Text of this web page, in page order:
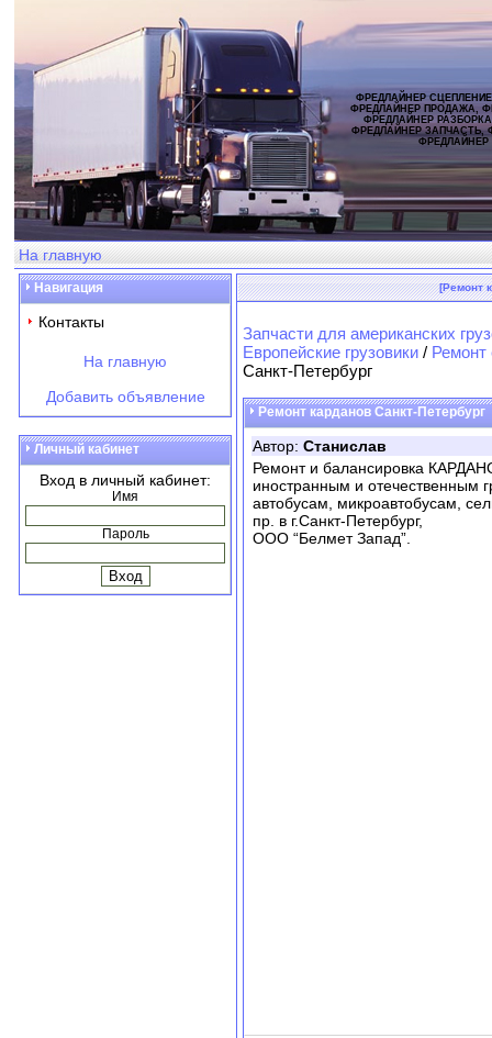
ФРЕДЛАЙНЕР
ФРЕДЛАЙНЕР ПРОДАЖА,
ФРЕДЛАЙНЕР
ФРЕДЛАЙНЕР ЗАПЧАСТЬ,
ФРЕДЛАЙНЕР
На главную
Навигация
Контакты
На главную
Добавить объявление
Личный кабинет
Вход в личный кабинет:
Имя
Пароль
[Ремонт
Запчасти для американских
Европейские грузовики / Ремонт
Санкт-Петербург
Ремонт карданов Санкт-Петербург
Автор: Станислав
Ремонт и балансировка
иностранным и отечественным
автобусам, микроавтобусам,
пр. в г.Санкт-Петербург,
ООО “Белмет Запад”.